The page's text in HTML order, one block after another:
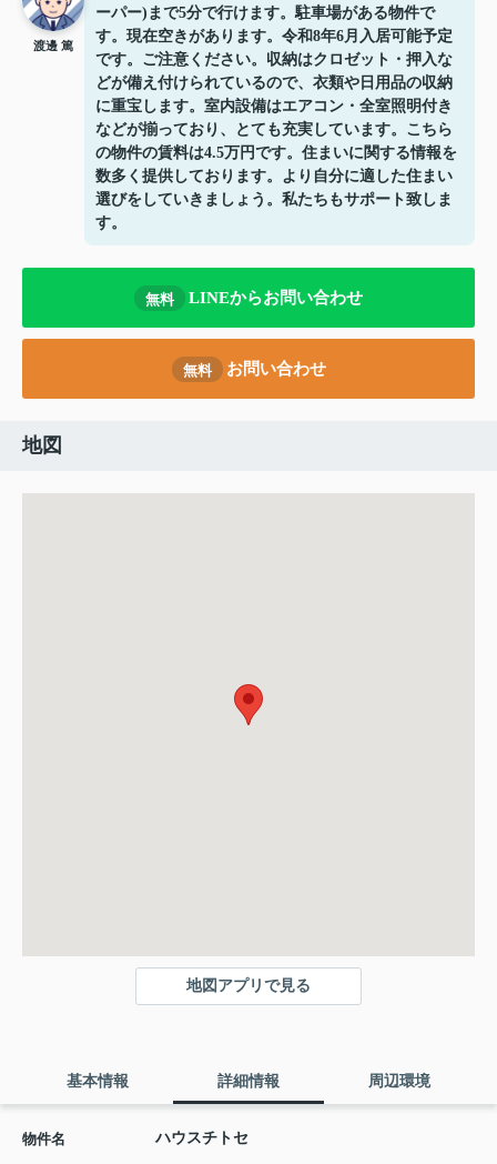
渡邊 篤
ーパー)まで5分で行けます。駐車場がある物件で
す。現在空きがあります。令和8年6月入居可能予定
です。ご注意ください。収納はクロゼット・押入な
どが備え付けられているので、衣類や日用品の収納
に重宝します。室内設備はエアコン・全室照明付き
などが揃っており、とても充実しています。こちら
の物件の賃料は4.5万円です。住まいに関する情報を
数多く提供しております。より自分に適した住まい
選びをしていきましょう。私たちもサポート致しま
す。
無料 LINEからお問い合わせ
無料 お問い合わせ
地図
地図アプリで見る
基本情報 詳細情報 周辺環境
物件名 ハウスチトセ